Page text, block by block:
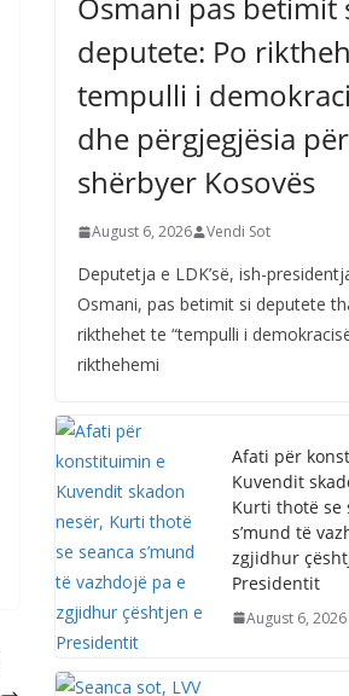
deputete: Po
tempulli i
dhe përgjegjësia për
shërbyer Kosovës
August 6, 2026 Vendi Sot
Deputetja e LDK’së, ish-
Osmani, pas betimit si deputete
rikthehet te “tempulli i
rikthehemi
Afati për
Kuvendit
Kurti thotë se
s’mund të
zgjidhur
Presidentit
August 6, 2026